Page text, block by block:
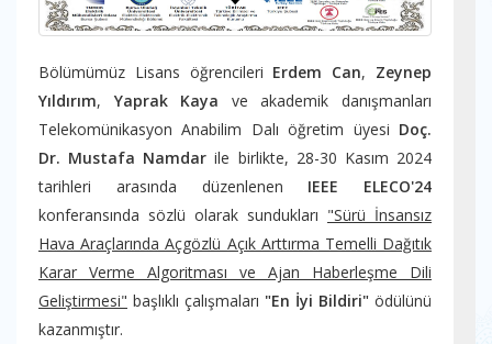
Bölümümüz Lisans öğrencileri Erdem Can, Zeynep
Yıldırım, Yaprak Kaya ve akademik danışmanları
Telekomünikasyon Anabilim Dalı öğretim üyesi Doç.
Dr. Mustafa Namdar ile birlikte, 28-30 Kasım 2024
tarihleri arasında düzenlenen IEEE ELECO'24
konferansında sözlü olarak sundukları "Sürü İnsansız
Hava Araçlarında Açgözlü Açık Arttırma Temelli Dağıtık
Karar Verme Algoritması ve Ajan Haberleşme Dili
Geliştirmesi" başlıklı çalışmaları "En İyi Bildiri" ödülünü
kazanmıştır.